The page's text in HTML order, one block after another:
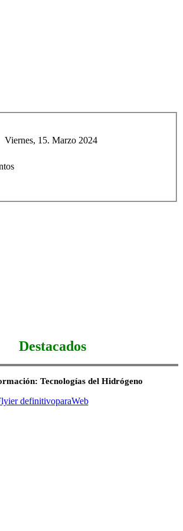
Viernes, 15. Marzo 2024
Destacados
Tecnologías del Hidrógeno